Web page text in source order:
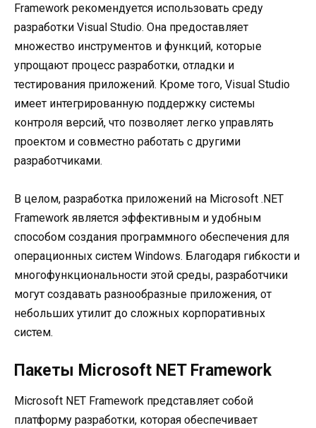
Framework рекомендуется использовать среду
разработки Visual Studio. Она предоставляет
множество инструментов и функций, которые
упрощают процесс разработки, отладки и
тестирования приложений. Кроме того, Visual Studio
имеет интегрированную поддержку системы
контроля версий, что позволяет легко управлять
проектом и совместно работать с другими
разработчиками.
В целом, разработка приложений на Microsoft .NET
Framework является эффективным и удобным
способом создания программного обеспечения для
операционных систем Windows. Благодаря гибкости и
многофункциональности этой среды, разработчики
могут создавать разнообразные приложения, от
небольших утилит до сложных корпоративных
систем.
Пакеты Microsoft NET Framework
Microsoft NET Framework представляет собой
платформу разработки, которая обеспечивает